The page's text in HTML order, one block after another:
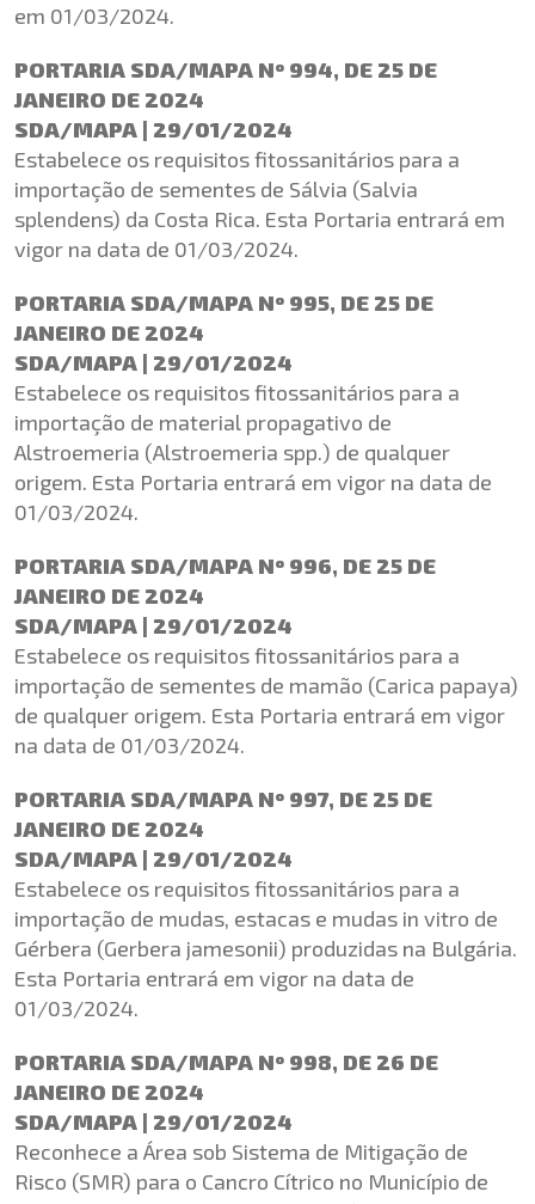
em 01/03/2024.
PORTARIA SDA/MAPA Nº 994, DE 25 DE
JANEIRO DE 2024
SDA/MAPA | 29/01/2024
Estabelece os requisitos fitossanitários para a
importação de sementes de Sálvia (Salvia
splendens) da Costa Rica. Esta Portaria entrará em
vigor na data de 01/03/2024.
PORTARIA SDA/MAPA Nº 995, DE 25 DE
JANEIRO DE 2024
SDA/MAPA | 29/01/2024
Estabelece os requisitos fitossanitários para a
importação de material propagativo de
Alstroemeria (Alstroemeria spp.) de qualquer
origem. Esta Portaria entrará em vigor na data de
01/03/2024.
PORTARIA SDA/MAPA Nº 996, DE 25 DE
JANEIRO DE 2024
SDA/MAPA | 29/01/2024
Estabelece os requisitos fitossanitários para a
importação de sementes de mamão (Carica papaya)
de qualquer origem. Esta Portaria entrará em vigor
na data de 01/03/2024.
PORTARIA SDA/MAPA Nº 997, DE 25 DE
JANEIRO DE 2024
SDA/MAPA | 29/01/2024
Estabelece os requisitos fitossanitários para a
importação de mudas, estacas e mudas in vitro de
Gérbera (Gerbera jamesonii) produzidas na Bulgária.
Esta Portaria entrará em vigor na data de
01/03/2024.
PORTARIA SDA/MAPA Nº 998, DE 26 DE
JANEIRO DE 2024
SDA/MAPA | 29/01/2024
Reconhece a Área sob Sistema de Mitigação de
Risco (SMR) para o Cancro Cítrico no Município de